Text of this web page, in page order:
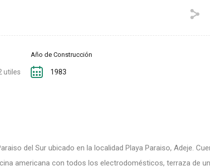
utiles
Año de Construcción
1983
del Sur ubicado en la localidad Playa Paraiso, Adeje.
americana con todos los electrodomésticos, terraza de